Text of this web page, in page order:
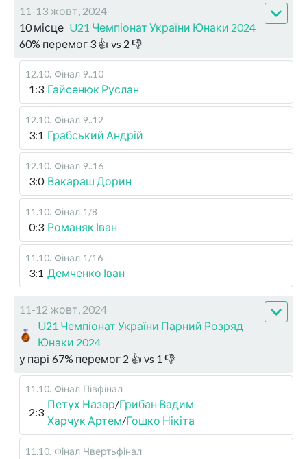
11-13 жовт, 2024
10 місце U21 Чемпіонат України Юнаки 2024
60% перемог 3 👍 vs 2 👎
12.10. Фінал 9..10
1:3 Гайсенюк Руслан
12.10. Фінал 9..12
3:1 Грабський Андрій
12.10. Фінал 9..16
3:0 Вакараш Дорин
11.10. Фінал 1/8
0:3 Романяк Іван
11.10. Фінал 1/16
3:1 Демченко Іван
11-12 жовт, 2024
U21 Чемпіонат України Парний Розряд
Юнаки 2024
у парі 67% перемог 2 👍 vs 1 👎
11.10. Фінал Півфінал
2:3
Петух Назар/Грибан Вадим
Харчук Артем/Гошко Нікіта
11.10. Фінал Чвертьфінал